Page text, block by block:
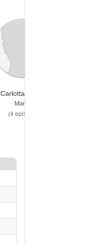
Carlotta Natoli
Maria
(4 episodi)